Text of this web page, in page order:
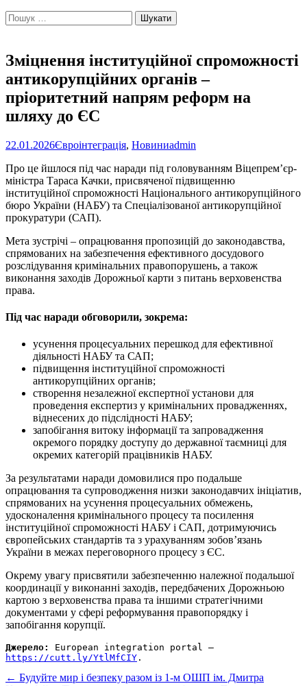
Пошук:
Зміцнення інституційної спроможності
антикорупційних органів –
пріоритетний напрям реформ на
шляху до ЄС
22.01.2026Євроінтеграція, Новиниadmin
Про це йшлося під час наради під головуванням Віцепремʼєр-
міністра Тараса Качки, присвяченої підвищенню
інституційної спроможності Національного антикорупційного
бюро України (НАБУ) та Спеціалізованої антикорупційної
прокуратури (САП).
Мета зустрічі – опрацювання пропозицій до законодавства,
спрямованих на забезпечення ефективного досудового
розслідування кримінальних правопорушень, а також
виконання заходів Дорожньої карти з питань верховенства
права.
Під час наради обговорили, зокрема:
усунення процесуальних перешкод для ефективної
діяльності НАБУ та САП;
підвищення інституційної спроможності
антикорупційних органів;
створення незалежної експертної установи для
проведення експертиз у кримінальних провадженнях,
віднесених до підслідності НАБУ;
запобігання витоку інформації та запровадження
окремого порядку доступу до державної таємниці для
окремих категорій працівників НАБУ.
За результатами наради домовилися про подальше
опрацювання та супроводження низки законодавчих ініціатив,
спрямованих на усунення процесуальних обмежень,
удосконалення кримінального процесу та посилення
інституційної спроможності НАБУ і САП, дотримуючись
європейських стандартів та з урахуванням зобов’язань
України в межах переговорного процесу з ЄС.
Окрему увагу присвятили забезпеченню належної подальшої
координації у виконанні заходів, передбачених Дорожньою
картою з верховенства права та іншими стратегічними
документами у сфері реформування правопорядку і
запобігання корупції.
Джерело:
https://cutt.ly/YtlMfCIY .
Post
← Будуйте мир і безпеку разом із 1-м ОШП ім. Дмитра